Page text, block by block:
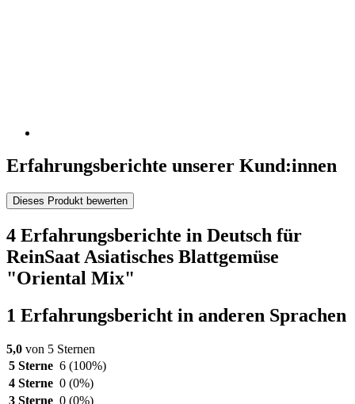
Erfahrungsberichte unserer Kund:innen
Dieses Produkt bewerten
4 Erfahrungsberichte in Deutsch für
ReinSaat Asiatisches Blattgemüse
"Oriental Mix"
1 Erfahrungsbericht in anderen Sprachen
5,0 von 5 Sternen
5 Sterne 6 (100%)
4 Sterne 0 (0%)
3 Sterne 0 (0%)